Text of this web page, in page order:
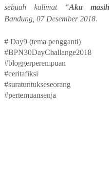
sebuah kalimat “Aku masih
Bandung, 07 Desember 2018.
# Day9 (tema pengganti)
#BPN30DayChallange2018
#bloggerperempuan
#ceritafiksi
#suratuntukseseorang
#pertemuansenja